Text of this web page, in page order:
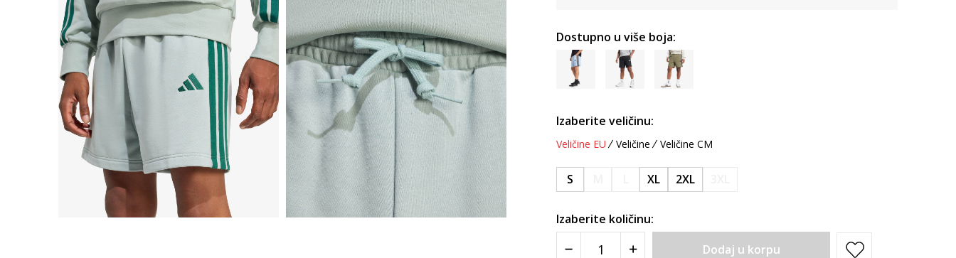
Dostupno u više boja:
Izaberite veličinu:
Veličine EU Veličine Veličine CM
S XL 2XL
Izaberite količinu:
Dodaj u korpu